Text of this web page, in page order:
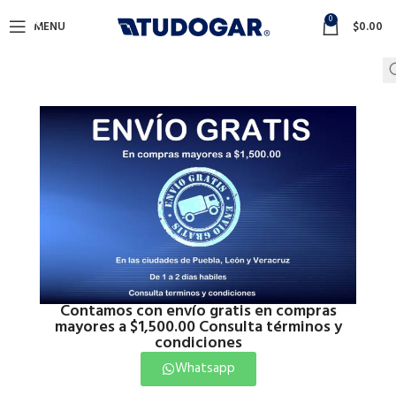
Contamos con envío gratis en compras
mayores a $1,500.00 Consulta términos y
condiciones
Whatsapp
MENU 0 $0.00